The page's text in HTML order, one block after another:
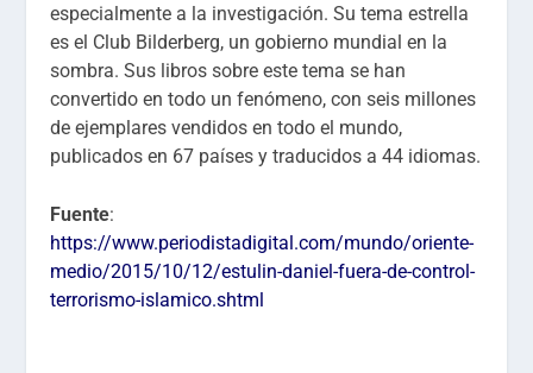
especialmente a la investigación. Su tema estrella
es el Club Bilderberg, un gobierno mundial en la
sombra. Sus libros sobre este tema se han
convertido en todo un fenómeno, con seis millones
de ejemplares vendidos en todo el mundo,
publicados en 67 países y traducidos a 44 idiomas.
Fuente:
https://www.periodistadigital.com/mundo/oriente-
medio/2015/10/12/estulin-daniel-fuera-de-control-
terrorismo-islamico.shtml